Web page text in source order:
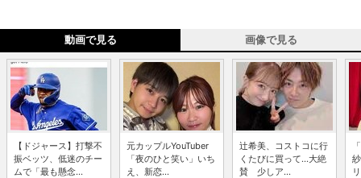
動画で見る 画像で見る
【ドジャース】打撃不
振ベッツ、低迷のチー
ムで「最も懸念...
元カップルYouTuber
「夜のひと笑い」いち
え、新恋...
辻希美、コストコに行
くたびに買って...大絶
賛 少しア...